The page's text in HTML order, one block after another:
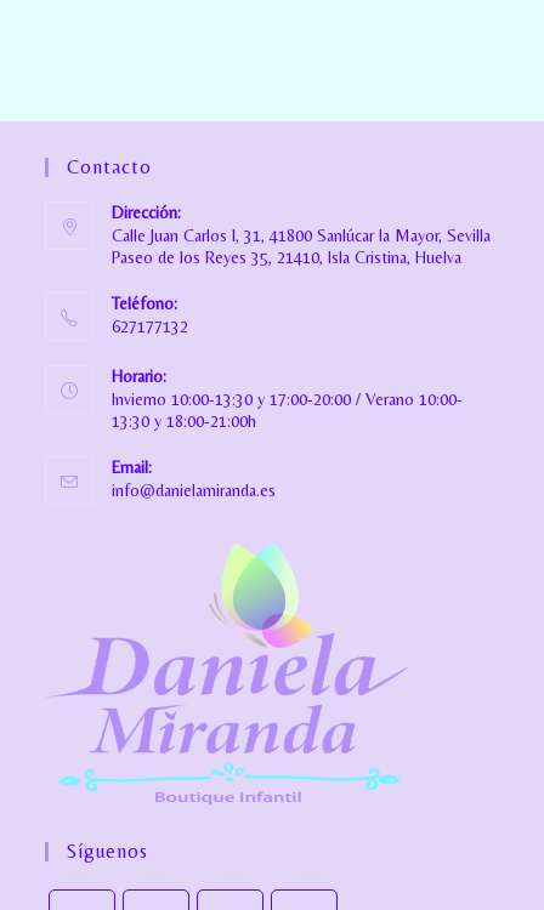
Contacto
Dirección:
Calle Juan Carlos I, 31, 41800 Sanlúcar la Mayor, Sevilla
Paseo de los Reyes 35, 21410, Isla Cristina, Huelva
Teléfono:
627177132
Horario:
Invierno 10:00-13:30 y 17:00-20:00 / Verano 10:00-
13:30 y 18:00-21:00h
Email:
info@danielamiranda.es
Síguenos